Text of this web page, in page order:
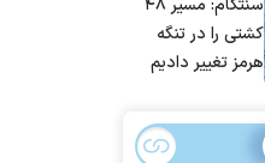
مردم ایران استسنتکام: مسیر ۴۸
کشتی را در تنگه
هرمز تغییر دادیم